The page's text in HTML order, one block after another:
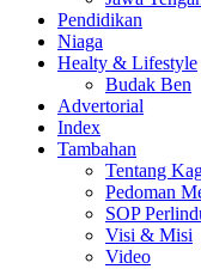
Pendidikan
Niaga
Healty & Lifestyle
Budak Ben
Advertorial
Index
Tambahan
Tentang
Pedoman
SOP
Visi & Misi
Video